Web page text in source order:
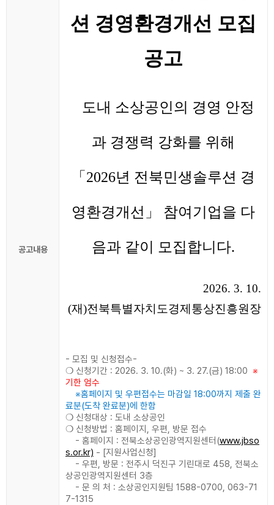
공고내용
션 경영환경개선 모집
공고
도내 소상공인의 경영 안정
과 경쟁력 강화를 위해
「2026년 전북민생솔루션 경
영환경개선」 참여기업을 다
음과 같이 모집합니다.
2026. 3. 10.
(재)전북특별자치도경제통상진흥원장
- 모집 및 신청접수-
❍ 신청기간 : 2026. 3. 10.(화) ~ 3. 27.(금) 18:00 ※
기한 엄수
※홈페이지 및 우편접수는 마감일 18:00까지 제출 완
료분(도착 완료분)에 한함
❍ 신청대상 : 도내 소상공인
❍ 신청방법 : 홈페이지, 우편, 방문 접수
- 홈페이지 : 전북소상공인광역지원센터(www.jbso
s.or.kr) - [지원사업신청]
- 우편, 방문 : 전주시 덕진구 기린대로 458, 전북소
상공인광역지원센터 3층
- 문 의 처 : 소상공인지원팀 1588-0700, 063-71
7-1315